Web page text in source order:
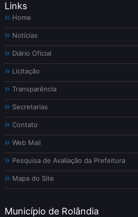
Links
Home
Notícias
Diário Oficial
Licitação
Transparência
Secretarias
Contato
Web Mail
Pesquisa de Avaliação da Prefeitura
Mapa do Site
Município de Rolândia